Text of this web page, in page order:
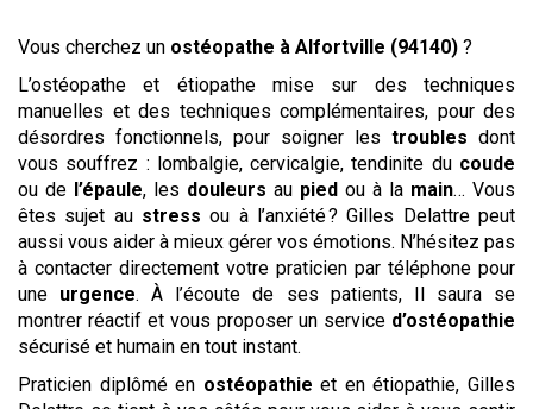
Vous cherchez un ostéopathe à Alfortville (94140) ?
L’ostéopathe et étiopathe mise sur des techniques
manuelles et des techniques complémentaires, pour des
désordres fonctionnels, pour soigner les troubles dont
vous souffrez : lombalgie, cervicalgie, tendinite du coude
ou de l’épaule, les douleurs au pied ou à la main… Vous
êtes sujet au stress ou à l’anxiété ? Gilles Delattre peut
aussi vous aider à mieux gérer vos émotions. N’hésitez pas
à contacter directement votre praticien par téléphone pour
une urgence. À l’écoute de ses patients, Il saura se
montrer réactif et vous proposer un service d’ostéopathie
sécurisé et humain en tout instant.
Praticien diplômé en ostéopathie et en étiopathie, Gilles